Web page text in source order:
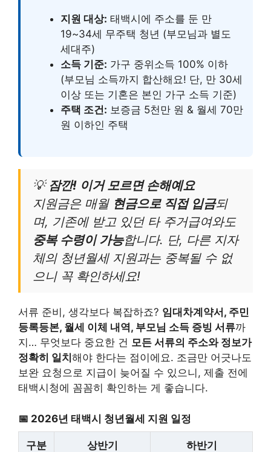
지원 대상: 태백시에 주소를 둔 만
19~34세 무주택 청년 (부모님과 별도
세대주)
소득 기준: 가구 중위소득 100% 이하
(부모님 소득까지 합산해요! 단, 만 30세
이상 또는 기혼은 본인 가구 소득 기준)
주택 조건: 보증금 5천만 원 & 월세 70만
원 이하인 주택
💡 잠깐! 이거 모르면 손해예요
지원금은 매월 현금으로 직접 입금되
며, 기존에 받고 있던 타 주거급여와도
중복 수령이 가능합니다. 단, 다른 지자
체의 청년월세 지원과는 중복될 수 없
으니 꼭 확인하세요!
서류 준비, 생각보다 복잡하죠? 임대차계약서, 주민
등록등본, 월세 이체 내역, 부모님 소득 증빙 서류까
지… 무엇보다 중요한 건 모든 서류의 주소와 정보가
정확히 일치 해야 한다는 점이에요. 조금만 어긋나도
보완 요청으로 지급이 늦어질 수 있으니, 제출 전에
태백시청에 꼼꼼히 확인하는 게 좋습니다.
📅 2026년 태백시 청년월세 지원 일정
구분 상반기 하반기